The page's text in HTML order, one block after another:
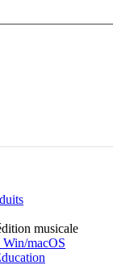
musicale
macOS